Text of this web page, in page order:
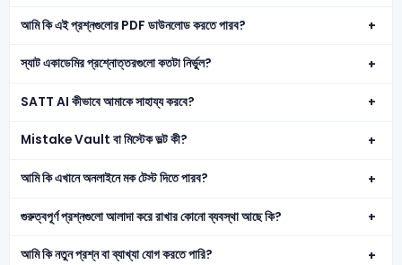
আমি কি এই প্রশ্নগুলোর PDF ডাউনলোড করতে পারব?
স্যাট একাডেমির প্রশ্নোত্তরগুলো কতটা নির্ভুল?
SATT AI কীভাবে আমাকে সাহায্য করবে?
Mistake Vault বা মিস্টেক ভল্ট কী?
আমি কি এখানে অনলাইনে মক টেস্ট দিতে পারব?
গুরুত্বপূর্ণ প্রশ্নগুলো আলাদা করে রাখার কোনো ব্যবস্থা আছে কি?
আমি কি নতুন প্রশ্ন বা ব্যাখ্যা যোগ করতে পারি?